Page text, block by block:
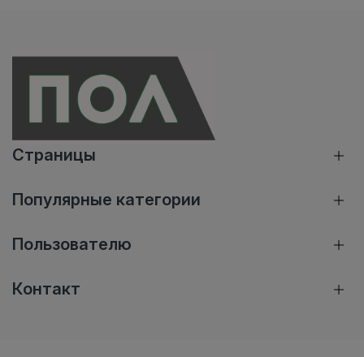
Страницы
Популярные категории
Пользователю
Контакт